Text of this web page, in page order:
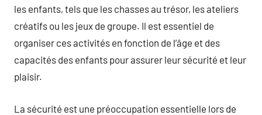
les enfants, tels que les chasses au trésor, les ateliers
créatifs ou les jeux de groupe. Il est essentiel de
organiser ces activités en fonction de l’âge et des
capacités des enfants pour assurer leur sécurité et leur
plaisir.
La sécurité est une préoccupation essentielle lors de